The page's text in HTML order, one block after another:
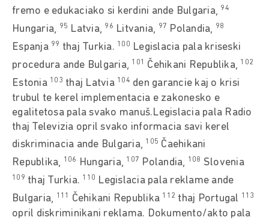
fremo e edukaciako si kerdini ande Bulgaria, 94
Hungaria, 95 Latvia, 96 Litvania, 97 Polandia, 98
Espanja 99 thaj Turkia. 100 Legislacia pala kriseski
procedura ande Bulgaria, 101 Čehikani Republika, 102
Estonia 103 thaj Latvia 104 den garancie kaj o krisi
trubul te kerel implementacia e zakonesko e
egalitetosa pala svako manuš.Legislacia pala Radio
thaj Televizia opril svako informacia savi kerel
diskriminacia ande Bulgaria, 105 Čaehikani
Republika, 106 Hungaria, 107 Polandia, 108 Slovenia
109 thaj Turkia. 110 Legislacia pala reklame ande
Bulgaria, 111 Čehikani Republika 112 thaj Portugal 113
opril diskriminikani reklama. Dokumento/akto pala